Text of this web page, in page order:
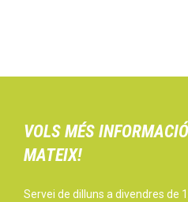
VOLS MÉS
MATEIX!
Servei de dilluns a divendres de